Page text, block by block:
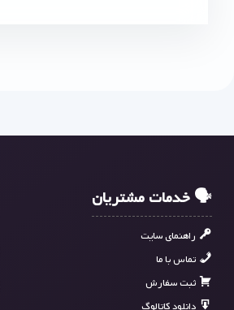
🗣 خدمات مشتریان
راهنمای سایت
تماس با ما
ثبت سفارش